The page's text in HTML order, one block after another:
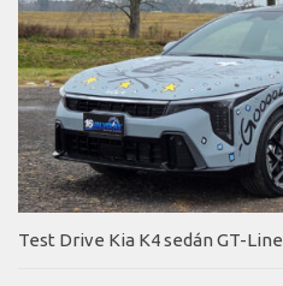
Test Drive Kia K4 sedán GT-Line